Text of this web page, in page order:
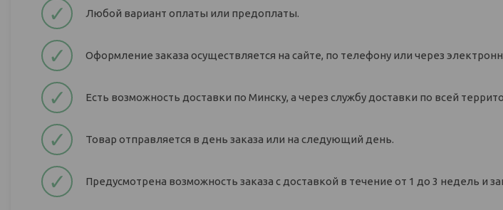
✓ Любой вариант оплаты или предоплаты.
✓ Оформление заказа осуществляется на сайте, по телефону или через
✓ Есть возможность доставки по Минску, а через службу доставки по всей
✓ Товар отправляется в день заказа или на следующий день.
✓ Предусмотрена возможность заказа с доставкой в течение от 1 до 3 недель и